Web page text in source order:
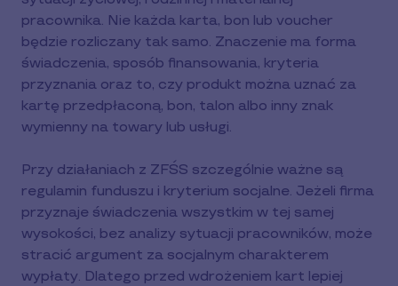
pracownika. Nie każda karta, bon lub voucher
będzie rozliczany tak samo. Znaczenie ma forma
świadczenia, sposób finansowania, kryteria
przyznania oraz to, czy produkt można uznać za
kartę przedpłaconą, bon, talon albo inny znak
wymienny na towary lub usługi.
Przy działaniach z ZFŚS szczególnie ważne są
regulamin funduszu i kryterium socjalne. Jeżeli firma
przyznaje świadczenia wszystkim w tej samej
wysokości, bez analizy sytuacji pracowników, może
stracić argument za socjalnym charakterem
wypłaty. Dlatego przed wdrożeniem kart lepiej